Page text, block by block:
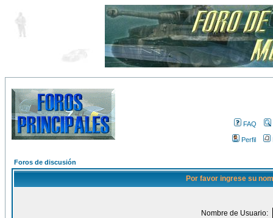
FAQ
Perfil
Foros de discusión
Por favor ingrese su
Nombre de Usuario: